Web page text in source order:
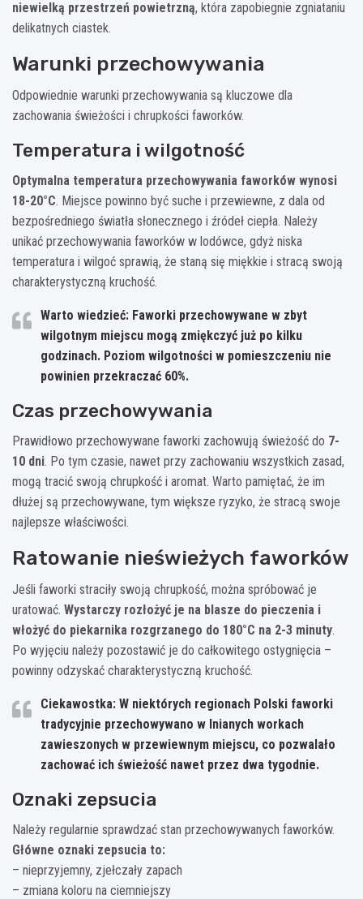
niewielką przestrzeń powietrzną, która zapobiegnie zgniataniu
delikatnych ciastek.
Warunki przechowywania
Odpowiednie warunki przechowywania są kluczowe dla
zachowania świeżości i chrupkości faworków.
Temperatura i wilgotność
Optymalna temperatura przechowywania faworków wynosi
18-20°C. Miejsce powinno być suche i przewiewne, z dala od
bezpośredniego światła słonecznego i źródeł ciepła. Należy
unikać przechowywania faworków w lodówce, gdyż niska
temperatura i wilgoć sprawią, że staną się miękkie i stracą swoją
charakterystyczną kruchość.
Warto wiedzieć: Faworki przechowywane w zbyt
wilgotnym miejscu mogą zmiękczyć już po kilku
godzinach. Poziom wilgotności w pomieszczeniu nie
powinien przekraczać 60%.
Czas przechowywania
Prawidłowo przechowywane faworki zachowują świeżość do 7-
10 dni. Po tym czasie, nawet przy zachowaniu wszystkich zasad,
mogą tracić swoją chrupkość i aromat. Warto pamiętać, że im
dłużej są przechowywane, tym większe ryzyko, że stracą swoje
najlepsze właściwości.
Ratowanie nieświeżych faworków
Jeśli faworki straciły swoją chrupkość, można spróbować je
uratować. Wystarczy rozłożyć je na blasze do pieczenia i
włożyć do piekarnika rozgrzanego do 180°C na 2-3 minuty.
Po wyjęciu należy pozostawić je do całkowitego ostygnięcia –
powinny odzyskać charakterystyczną kruchość.
Ciekawostka: W niektórych regionach Polski faworki
tradycyjnie przechowywano w lnianych workach
zawieszonych w przewiewnym miejscu, co pozwalało
zachować ich świeżość nawet przez dwa tygodnie.
Oznaki zepsucia
Należy regularnie sprawdzać stan przechowywanych faworków.
Główne oznaki zepsucia to:
– nieprzyjemny, zjełczały zapach
– zmiana koloru na ciemniejszy